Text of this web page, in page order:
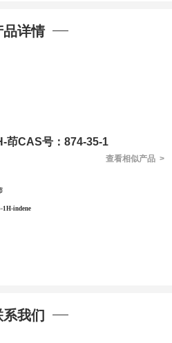
品详情
茚CAS号：874-35-1
查看相似产品 >
1H-indene
;100Mg;250Mg ;500Mg
位先发货和
欢迎前来询购
系我们